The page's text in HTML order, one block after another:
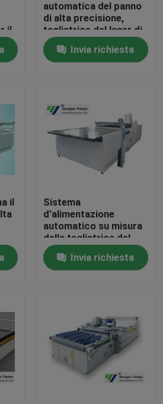
idraulica
della pressa idraulica
il
automatica del panno
di alta precisione,
tagliatrice del laser di
CNC
Invia richiesta
il
Sistema
d'alimentazione
automatico su misura
della tagliatrice del
computer della prova
40T della polvere
Invia richiesta